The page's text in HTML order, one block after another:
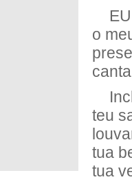
o
teu
tua
tua